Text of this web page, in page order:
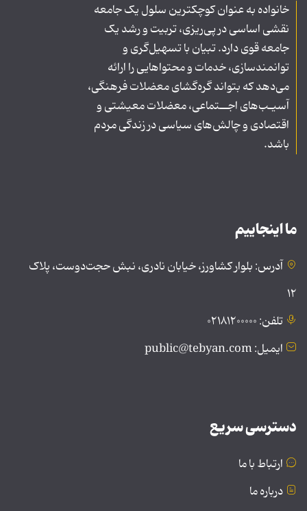
خانواده به عنوان کوچکترین سلول یک جامعه
نقشی اساسی در پی‌ریزی، تربیت و رشد یک
جامعه قوی دارد. تبیان با تسهیل‌گری و
توانمندسازی، خدمات و محتواهایی را ارائه
می‌دهد که بتواند گره‌گشای معضلات فرهنگی،
آسیـب‌های اجــتماعی، معضلات معیشتی و
اقتصادی و چالش‌های سیاسی در زندگی مردم
باشد.
ما اینجاییم
آدرس: بلوار کشاورز، خیابان نادری، نبش حجت‌دوست، پلاک
۱۲
تلفن: ۰۲۱۸۱۲۰۰۰۰۰
ایمیل: public@tebyan.com
دسترسی سریع
ارتباط با ما
درباره ما